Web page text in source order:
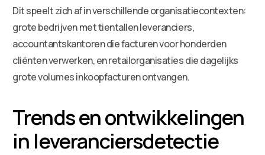
Dit speelt zich af in verschillende organisatiecontexten:
grote bedrijven met tientallen leveranciers,
accountantskantoren die facturen voor honderden
cliënten verwerken, en retailorganisaties die dagelijks
grote volumes inkoopfacturen ontvangen.
Trends en ontwikkelingen
in leveranciersdetectie